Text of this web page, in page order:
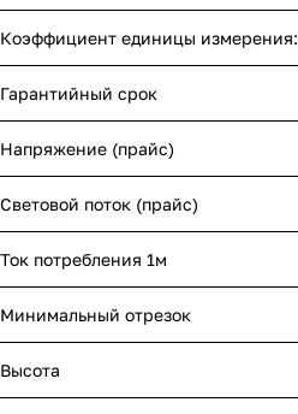
Коэффициент единицы измерения:
Гарантийный срок
Напряжение (прайс)
Световой поток (прайс)
Ток потребления 1м
Минимальный отрезок
Высота